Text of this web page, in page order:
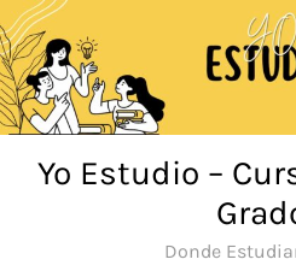
Saltar
al
contenido
Yo Estudio –
Donde